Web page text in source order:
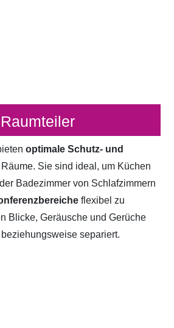
Raumteiler
optimale Schutz- und
Räume. Sie sind ideal, um Küchen
Badezimmer von Schlafzimmern
flexibel zu
Blicke, Geräusche und Gerüche
separiert.